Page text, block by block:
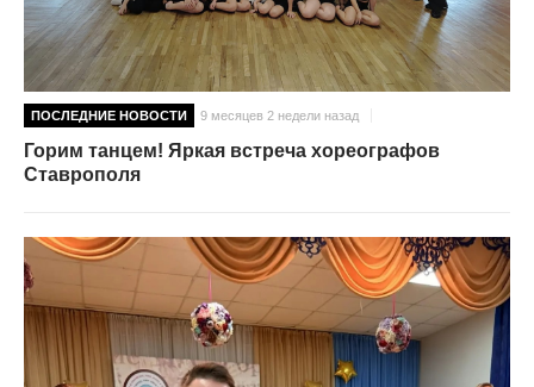
ПОСЛЕДНИЕ НОВОСТИ 9 месяцев 2 недели назад
Горим танцем! Яркая встреча хореографов
Ставрополя